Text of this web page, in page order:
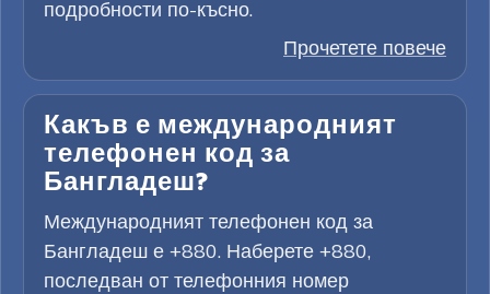
подробности по-късно.
Прочетете повече
Какъв е международният
телефонен код за
Бангладеш?
Международният телефонен код за
Бангладеш е +880. Наберете +880,
последван от телефонния номер